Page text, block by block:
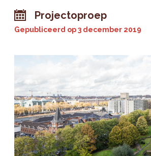
Projectoproep
Gepubliceerd op3 december 2019